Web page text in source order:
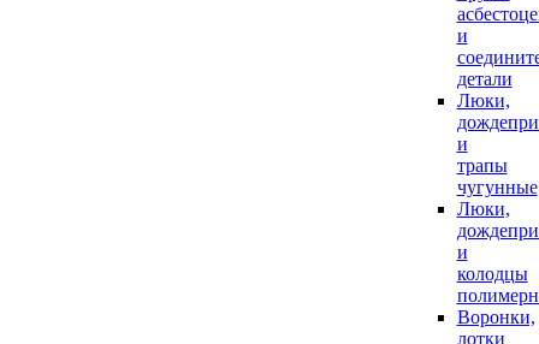
и
детали
Люки,
и
трапы
чугунные
Люки,
и
колодцы
Воронки,
лотки